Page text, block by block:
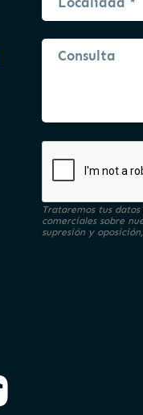
Trataremos tus
comerciales sobre
supresión y